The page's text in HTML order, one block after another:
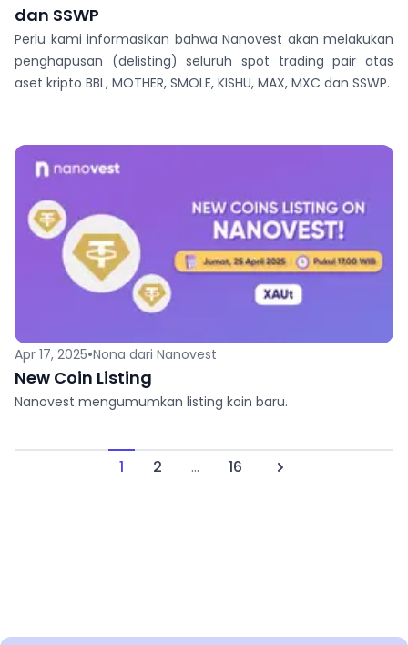
dan SSWP
Perlu kami informasikan bahwa Nanovest akan melakukan
penghapusan (delisting) seluruh spot trading pair atas
aset kripto BBL, MOTHER, SMOLE, KISHU, MAX, MXC dan SSWP.
Apr 17, 2025•Nona dari Nanovest
New Coin Listing
Nanovest mengumumkan listing koin baru.
1 2 ... 16 Next